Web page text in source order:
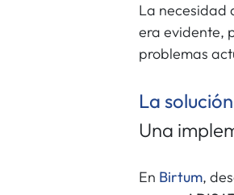
La necesidad
era evidente,
problemas
La
Una
En Birtum,